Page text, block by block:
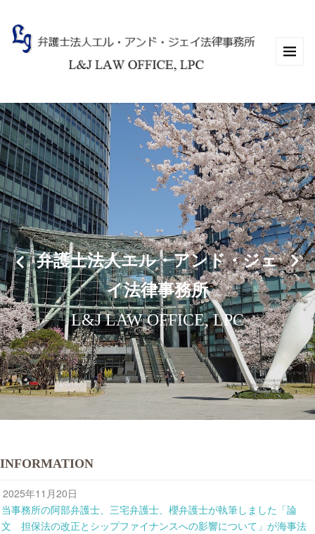
弁護士法人エル・アンド・ジェ
イ法律事務所
L&J LAW OFFICE, LPC
INFORMATION
2025年11月20日
当事務所の阿部弁護士、三宅弁護士、櫻弁護士が執筆しました「論
文 担保法の改正とシップファイナンスへの影響について」が海事法